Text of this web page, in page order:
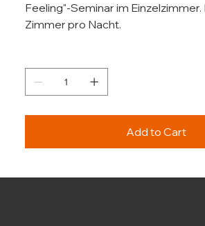
Feeling"-Seminar im Einzelzimmer.
Zimmer pro Nacht.
Add to Cart